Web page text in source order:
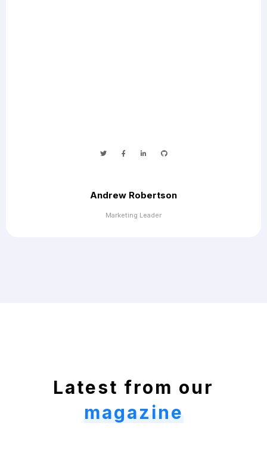
Andrew Robertson
Marketing Leader
Latest from our
magazine